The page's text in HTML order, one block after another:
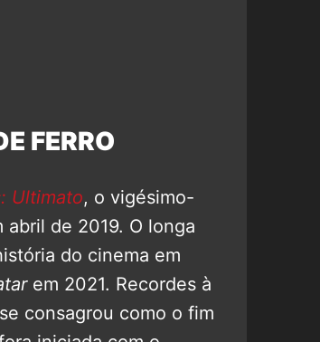
FERRO
Ultimato, o vigésimo-
de 2019. O longa
do cinema em
em 2021. Recordes à
consagrou como o fim